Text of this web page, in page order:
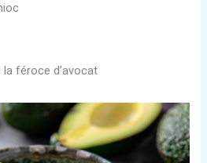
féroce d’avocat